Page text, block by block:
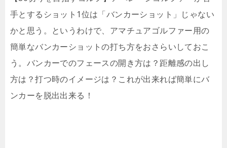
手とするショット1位は「バンカーショット」じゃない
かと思う。というわけで、アマチュアゴルファー用の
簡単なバンカーショットの打ち方をおさらいしておこ
う。バンカーでのフェースの開き方は？距離感の出し
方は？打つ時のイメージは？これが出来れば簡単にバ
ンカーを脱出出来る！